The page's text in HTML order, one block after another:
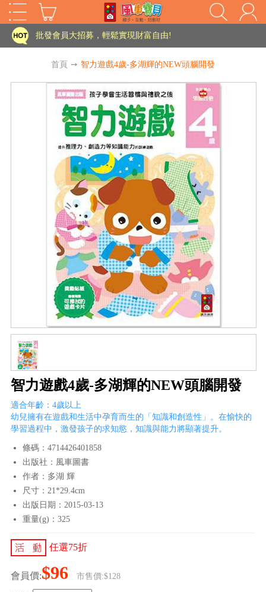
HOT
家長樂了!「風車書版集團暨FOOD超人企業總部」目前正興建中!
批發會員大招募，輕鬆實現財富自由!
老師您好!!幼教會員火熱招募中~
海外購物免煩惱！點我查看『海外購物流程說明』
批發會員大招募，輕鬆實現財富自由!
老師您好!!幼教會員火熱招募中~
海外購物免煩惱！點我查看『海外購物流程說明』
首頁 ➙ 智力遊戲4歲-多湖輝的NEW頭腦開發
智力遊戲4歲-多湖輝的NEW頭腦開發
適合年齡：4歲以上
幼兒擁有在遊戲和生活中孕育而生的「知識和創造性」。在愉快的
學習過程中，激發孩子的求知慾，知識與能力將顯著提升。
條碼：4714426401858
出版社：風車圖書
作者：多湖 輝
尺寸：21*29.4cm
出版日期：2015-03-13
重量(g)：325
任選75折
會員價:$96 市售價:$128